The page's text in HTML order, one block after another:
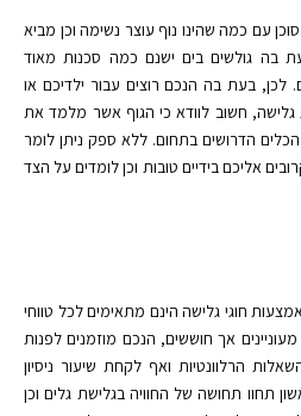
עם כמה שהינו נוף עוצר נשימה וכן מביא
בה גולשים בים ישנם כמה סכנות מאוד
לכן, בעת בה הנכם רוצים עבור ילדיכם או
גלישה, חשוב לוודא כי הגוף אשר מלמד את
הכלים הדרושים בתחום. ללא ספק ניתן לומר
אליכם בידיים טובות וכן לומדים על הצד
חוגי גלישה הינם מתאימים לכל טווחי
אך חוששים, הנכם מוזמנים לפנות
הרלוונטיות ואף לקחת שיעור ניסיון
תחוו תחושה של החוויה בגלישת גלים וכן